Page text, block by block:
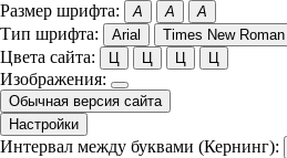
Размер шрифта: A A A
Тип шрифта: Arial Times New Roman
Цвета сайта: Ц Ц Ц Ц
Изображения:
Обычная версия сайта
Настройки
Интервал между буквами (Кернинг):